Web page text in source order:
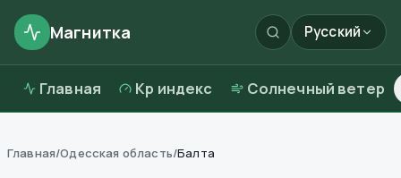
Магнитка Русский
Главная Kp индекс Солнечный ветер
Главная/Одесская область/Балта